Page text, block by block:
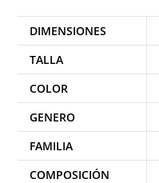
DIMENSIONES
TALLA
COLOR
GENERO
FAMILIA
COMPOSICIÓN